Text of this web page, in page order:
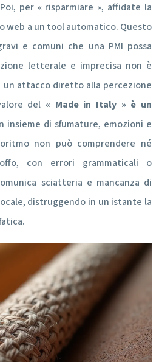
per « risparmiare », affidate la
web a un tool automatico. Questo
e comuni che una PMI possa
letterale e imprecisa non è
attacco diretto alla percezione
del « Made in Italy » è un
insieme di sfumature, emozioni e
non può comprendere né
con errori grammaticali o
sciatteria e mancanza di
distruggendo in un istante la